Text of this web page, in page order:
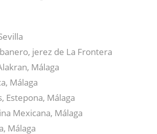
jerez de La Frontera
Málaga
Málaga
Estepona, Málaga
Mexicana, Málaga
Málaga